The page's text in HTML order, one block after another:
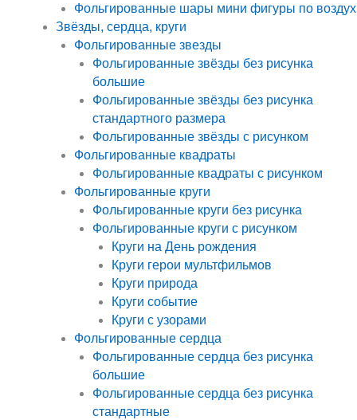
Фольгированные шары мини фигуры по воздух
Звёзды, сердца, круги
Фольгированные звезды
Фольгированные звёзды без рисунка
большие
Фольгированные звёзды без рисунка
стандартного размера
Фольгированные звёзды с рисунком
Фольгированные квадраты
Фольгированные квадраты с рисунком
Фольгированные круги
Фольгированные круги без рисунка
Фольгированные круги с рисунком
Круги на День рождения
Круги герои мультфильмов
Круги природа
Круги событие
Круги с узорами
Фольгированные сердца
Фольгированные сердца без рисунка
большие
Фольгированные сердца без рисунка
стандартные